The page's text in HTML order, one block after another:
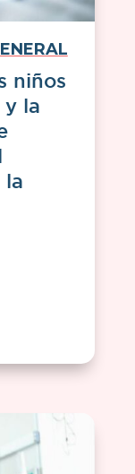
niños
y la
la